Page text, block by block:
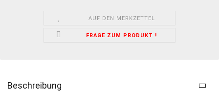
AUF DEN MERKZETTEL
FRAGE ZUM PRODUKT !
Beschreibung